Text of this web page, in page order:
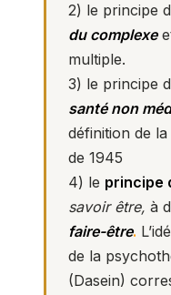
2) le principe
du complexe
multiple.
3) le principe
santé non
définition de
de 1945
4) le principe
savoir être, à
faire-être.
de la
(Dasein)